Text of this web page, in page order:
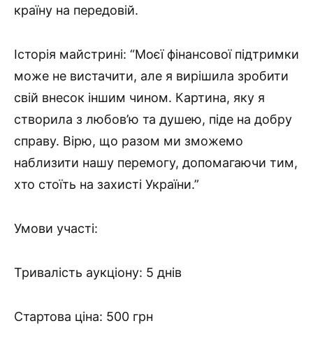
країну на передовій.
Історія майстрині: “Моєї фінансової підтримки
може не вистачити, але я вирішила зробити
свій внесок іншим чином. Картина, яку я
створила з любов’ю та душею, піде на добру
справу. Вірю, що разом ми зможемо
наблизити нашу перемогу, допомагаючи тим,
хто стоїть на захисті України.”
Умови участі:
Тривалість аукціону: 5 днів
Стартова ціна: 500 грн